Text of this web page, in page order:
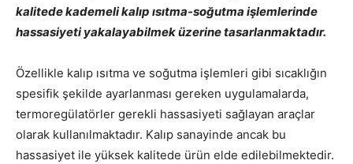
kalitede kademeli kalıp ısıtma-soğutma işlemlerinde
hassasiyeti yakalayabilmek üzerine tasarlanmaktadır.
Özellikle kalıp ısıtma ve soğutma işlemleri gibi sıcaklığın
spesifik şekilde ayarlanması gereken uygulamalarda,
termoregülatörler gerekli hassasiyeti sağlayan araçlar
olarak kullanılmaktadır. Kalıp sanayinde ancak bu
hassasiyet ile yüksek kalitede ürün elde edilebilmektedir.